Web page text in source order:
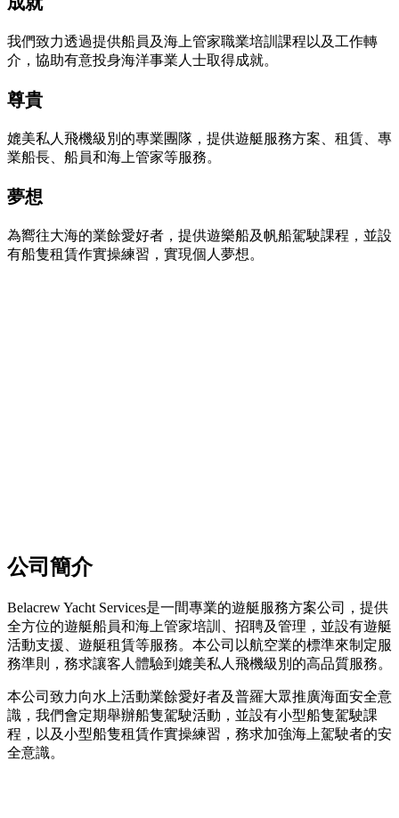
我們致力透過提供船員及海上管家職業培訓課程以及工作轉
介，協助有意投身海洋事業人士取得成就。
尊貴
媲美私人飛機級別的專業團隊，提供遊艇服務方案、租賃、專
業船長、船員和海上管家等服務。
夢想
為嚮往大海的業餘愛好者，提供遊樂船及帆船駕駛課程，並設
有船隻租賃作實操練習，實現個人夢想。
公司簡介
Belacrew Yacht Services是一間專業的遊艇服務方案公司，提供
全方位的遊艇船員和海上管家培訓、招聘及管理，並設有遊艇
活動支援、遊艇租賃等服務。本公司以航空業的標準來制定服
務準則，務求讓客人體驗到媲美私人飛機級別的高品質服務。
本公司致力向水上活動業餘愛好者及普羅大眾推廣海面安全意
識，我們會定期舉辦船隻駕駛活動，並設有小型船隻駕駛課
程，以及小型船隻租賃作實操練習，務求加強海上駕駛者的安
全意識。